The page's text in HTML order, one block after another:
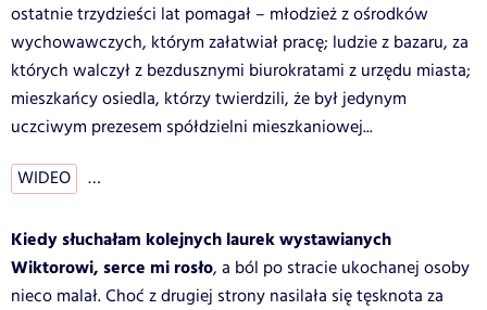
ostatnie trzydzieści lat pomagał – młodzież z ośrodków
wychowawczych, którym załatwiał pracę; ludzie z bazaru, za
których walczył z bezdusznymi biurokratami z urzędu miasta;
mieszkańcy osiedla, którzy twierdzili, że był jedynym
uczciwym prezesem spółdzielni mieszkaniowej...
WIDEO …
Kiedy słuchałam kolejnych laurek wystawianych
Wiktorowi, serce mi rosło, a ból po stracie ukochanej osoby
nieco malał. Choć z drugiej strony nasilała się tęsknota za